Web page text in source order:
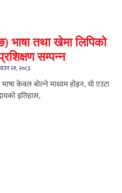
भाषा तथा खेमा लिपिको
सम्पन्न
२१, २०८३
केवल बोल्ने माध्यम होइन, यो एउटा
इतिहास,